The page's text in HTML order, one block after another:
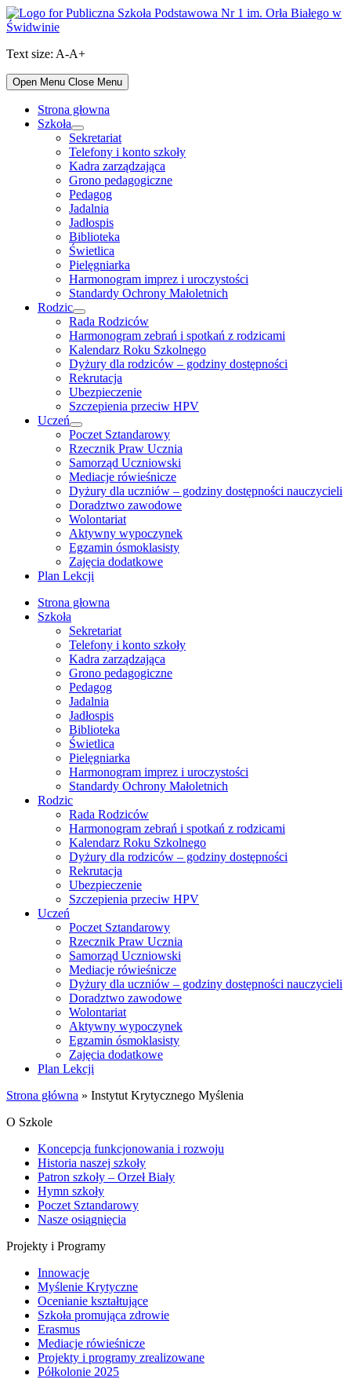
Skip
to
Text size: A-A+
Open Menu Close Menu
Strona głowna
Szkoła
Show
sub
menu
Sekretariat
Telefony i konto szkoły
Kadra zarządzająca
Grono pedagogiczne
Pedagog
Jadalnia
Jadłospis
Biblioteka
Świetlica
Pielęgniarka
Harmonogram imprez i uroczystości
Standardy Ochrony Małoletnich
Rodzic
Show
sub
menu
Rada Rodziców
Harmonogram zebrań i spotkań z rodzicami
Kalendarz Roku Szkolnego
Dyżury dla rodziców – godziny dostępności
Rekrutacja
Ubezpieczenie
Szczepienia przeciw HPV
Uczeń
Show
sub
menu
Poczet Sztandarowy
Rzecznik Praw Ucznia
Samorząd Uczniowski
Mediacje rówieśnicze
Dyżury dla uczniów – godziny dostępności nauczycieli
Doradztwo zawodowe
Wolontariat
Aktywny wypoczynek
Egzamin ósmoklasisty
Zajęcia dodatkowe
Plan Lekcji
Strona głowna
Szkoła
Sekretariat
Telefony i konto szkoły
Kadra zarządzająca
Grono pedagogiczne
Pedagog
Jadalnia
Jadłospis
Biblioteka
Świetlica
Pielęgniarka
Harmonogram imprez i uroczystości
Standardy Ochrony Małoletnich
Rodzic
Rada Rodziców
Harmonogram zebrań i spotkań z rodzicami
Kalendarz Roku Szkolnego
Dyżury dla rodziców – godziny dostępności
Rekrutacja
Ubezpieczenie
Szczepienia przeciw HPV
Uczeń
Poczet Sztandarowy
Rzecznik Praw Ucznia
Samorząd Uczniowski
Mediacje rówieśnicze
Dyżury dla uczniów – godziny dostępności nauczycieli
Doradztwo zawodowe
Wolontariat
Aktywny wypoczynek
Egzamin ósmoklasisty
Zajęcia dodatkowe
Plan Lekcji
Strona główna » Instytut Krytycznego Myślenia
O Szkole
Koncepcja funkcjonowania i rozwoju
Historia naszej szkoły
Patron szkoły – Orzeł Biały
Hymn szkoły
Poczet Sztandarowy
Nasze osiągnięcia
Projekty i Programy
Innowacje
Myślenie Krytyczne
Ocenianie kształtujące
Szkoła promująca zdrowie
Erasmus
Mediacje rówieśnicze
Projekty i programy zrealizowane
Półkolonie 2025